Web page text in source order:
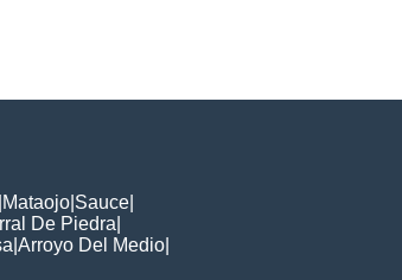
Mataojo Sauce
De Piedra
Arroyo Del Medio